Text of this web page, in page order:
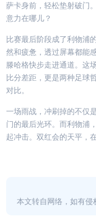
萨卡身前，轻松垫射破门
意力在哪儿？
比赛最后阶段成了利物浦
然和疲惫，透过屏幕都能
滕哈格快步走进通道。这
比分差距，更是两种足球
对比。
一场雨战，冲刷掉的不仅
门的最后光环。而利物浦
起冲击。双红会的天平，
本文转自网络，如有侵